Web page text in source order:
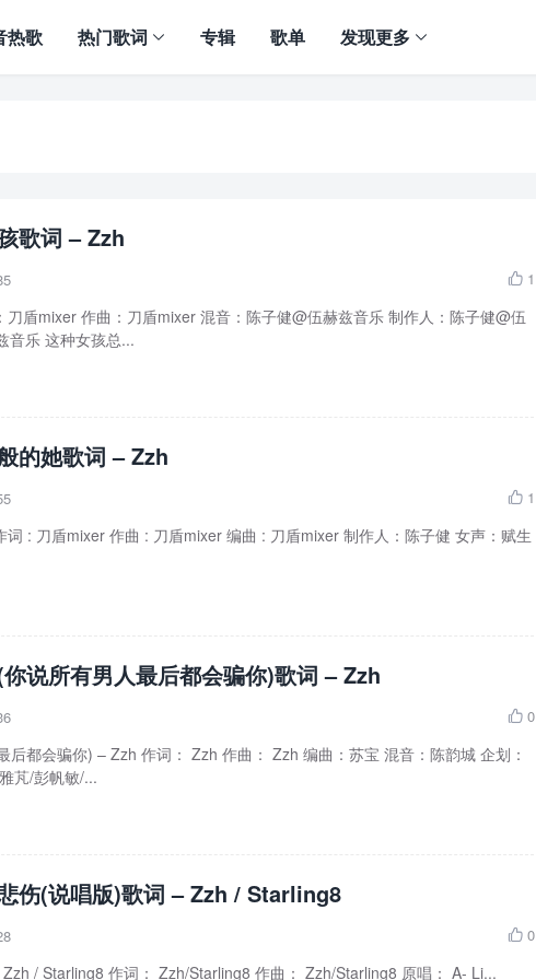
热歌 热门歌词 专辑 歌单 发现更多
歌词 – Zzh
 1
盾mixer 作曲：刀盾mixer 混音：陈子健@伍赫兹音乐 制作人：陈子健@伍
音乐 这种女孩总...
的她歌词 – Zzh
 1
词 : 刀盾mixer 作曲 : 刀盾mixer 编曲 : 刀盾mixer 制作人：陈子健 女声：赋生
说所有男人最后都会骗你)歌词 – Zzh
 0
后都会骗你) – Zzh 作词： Zzh 作曲： Zzh 编曲：苏宝 混音：陈韵城 企划：
芃/彭帆敏/...
伤(说唱版)歌词 – Zzh / Starling8
 0
/ Starling8 作词： Zzh/Starling8 作曲： Zzh/Starling8 原唱： A- Li...